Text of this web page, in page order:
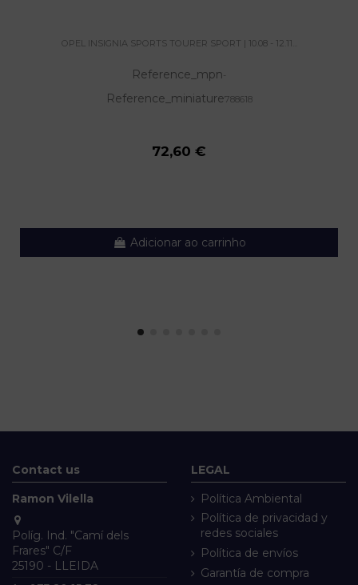
OPEL INSIGNIA SPORTS TOURER SPORT | 10.08 - 12.11...
Reference_mpn-
Reference_miniature788618
72,60 €
Adicionar ao carrinho
Contact us
Ramon Vilella
Políg. Ind. "Camí dels
Frares" C/F
25190 - LLEIDA
LEGAL
Política Ambiental
Política de privacidad y
redes sociales
Política de envíos
Garantía de compra